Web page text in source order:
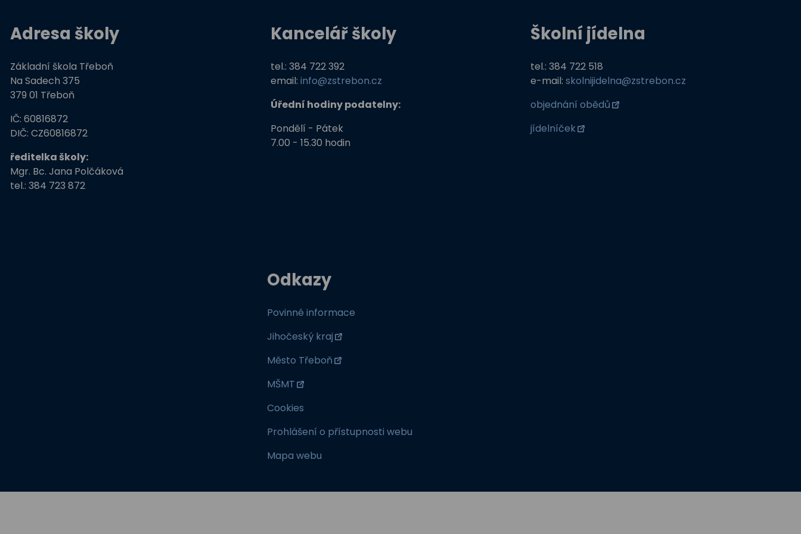
Adresa školy
Základní škola Třeboň
Na Sadech 375
379 01 Třeboň
IČ: 60816872
DIČ: CZ60816872
ředitelka školy:
Mgr. Bc. Jana Polčáková
tel.: 384 723 872
Kancelář školy
tel.: 384 722 392
email: info@zstrebon.cz
Úřední hodiny podatelny:
Pondělí - Pátek
7.00 - 15.30 hodin
Školní jídelna
tel.: 384 722 518
e-mail:skolnijidelna@zstrebon.cz
objednání obědů
jídelníček
Odkazy
Povinné informace
Jihočeský kraj
Město Třeboň
MŠMT
Cookies
Prohlášení o přístupnosti webu
Mapa webu